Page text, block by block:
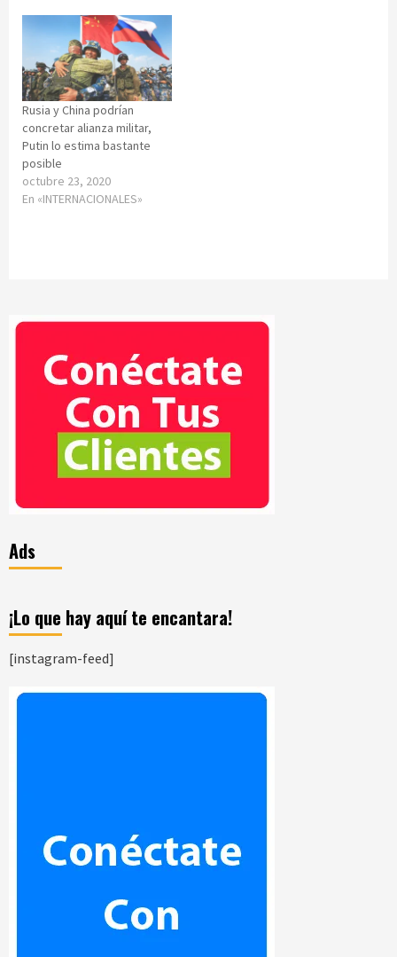
Rusia y China podrían
concretar alianza militar,
Putin lo estima bastante
posible
octubre 23, 2020
En «INTERNACIONALES»
Ads
¡Lo que hay aquí te encantara!
[instagram-feed]